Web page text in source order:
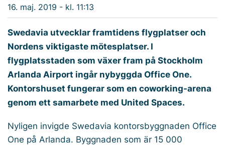
16. maj. 2019 - kl. 11:13
Swedavia utvecklar framtidens flygplatser och
Nordens viktigaste mötesplatser. I
flygplatsstaden som växer fram på Stockholm
Arlanda Airport ingår nybyggda Office One.
Kontorshuset fungerar som en coworking-arena
genom ett samarbete med United Spaces.
Nyligen invigde Swedavia kontorsbyggnaden Office
One på Arlanda. Byggnaden som är 15 000